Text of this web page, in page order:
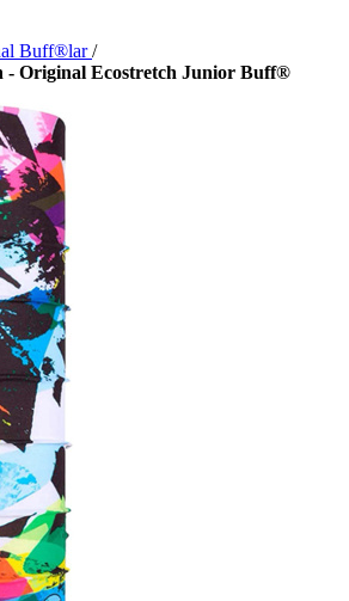
Buff®lar /
- Original Ecostretch Junior Buff®